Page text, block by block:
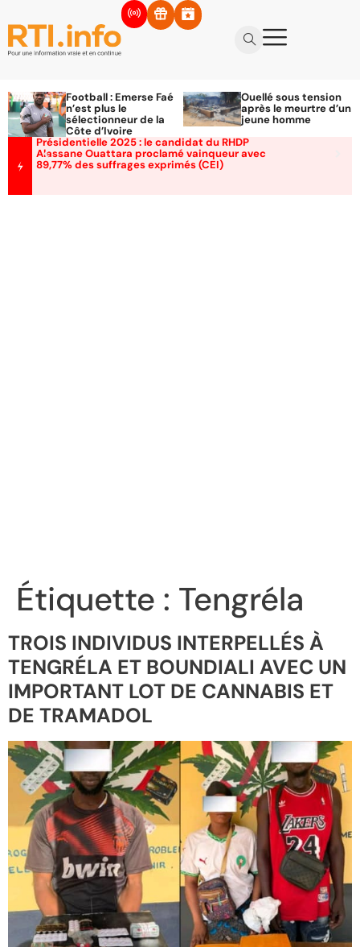
Football : Emerse Faé
n’est plus le
sélectionneur de la
Côte d’Ivoire
Ouellé sous tension
après le meurtre d’un
jeune homme
Présidentielle 2025 : le candidat du RHDP
Alassane Ouattara proclamé vainqueur avec
89,77% des suffrages exprimés (CEI)
Étiquette : Tengréla
TROIS INDIVIDUS INTERPELLÉS À
TENGRÉLA ET BOUNDIALI AVEC UN
IMPORTANT LOT DE CANNABIS ET
DE TRAMADOL